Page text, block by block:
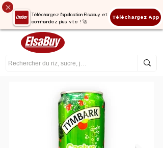
Téléchargez l'application Elsabuy et
commandez plus vite ! 🚀
Téléchargez App